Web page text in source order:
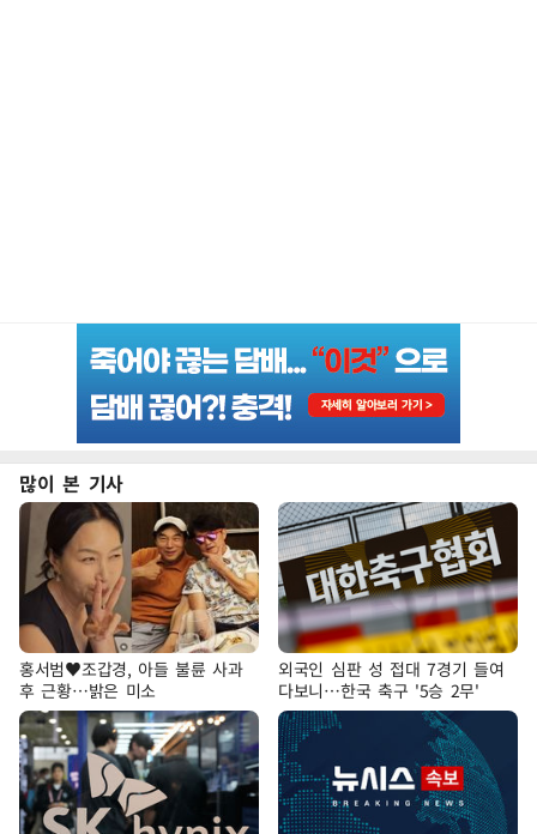
많이 본 기사
홍서범♥조갑경, 아들 불륜 사과
후 근황…밝은 미소
외국인 심판 성 접대 7경기 들여
다보니…한국 축구 '5승 2무'